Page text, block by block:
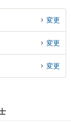
変更
変更
変更